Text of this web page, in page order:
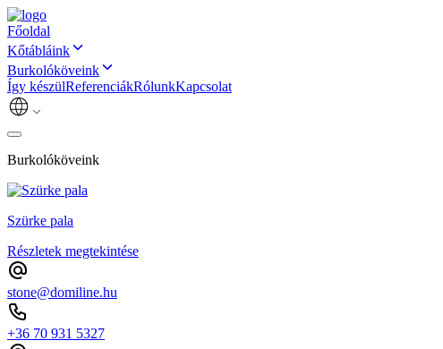
Főoldal
Kőtábláink
Burkolóköveink
Így készülReferenciákRólunkKapcsolat
Burkolóköveink
Szürke pala
Részletek megtekintése
stone@domiline.hu
+36 70 931 5327